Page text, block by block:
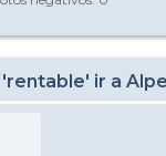
ir a